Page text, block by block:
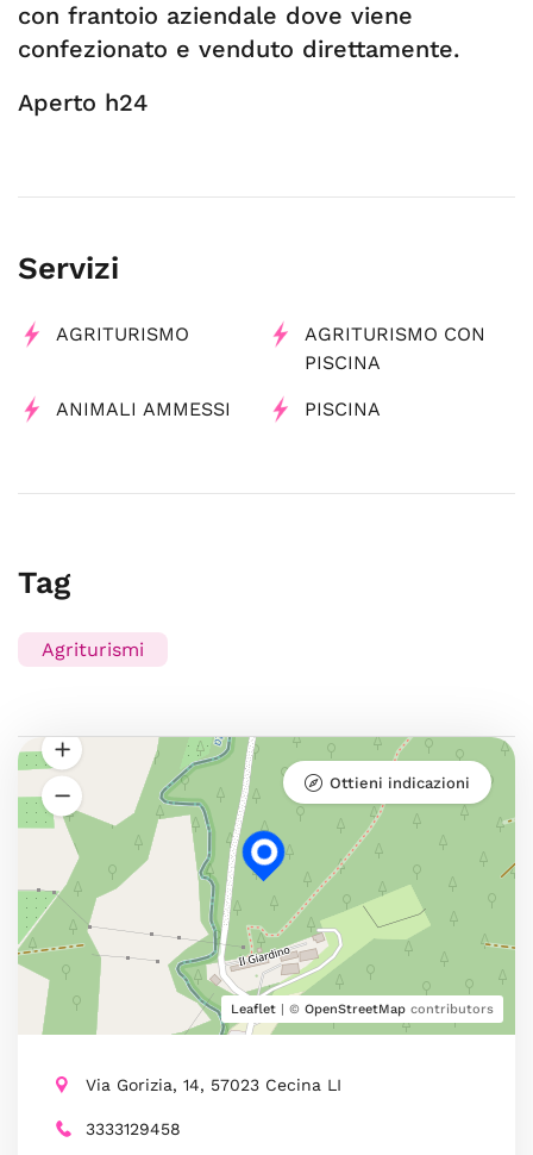
con frantoio aziendale dove viene
confezionato e venduto direttamente.
Aperto h24
Servizi
AGRITURISMO
AGRITURISMO CON
PISCINA
ANIMALI AMMESSI PISCINA
Tag
Agriturismi
Leaflet | © OpenStreetMap contributors
Ottieni indicazioni
Via Gorizia, 14, 57023 Cecina LI
3333129458